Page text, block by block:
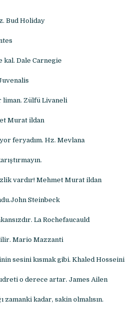
Bud Holiday
kal. Dale Carnegie
liman. Zülfü Livaneli
Murat ildan
feryadım. Hz. Mevlana
vardır! Mehmet Murat ildan
Steinbeck
La Rochefaucauld
Mario Mazzanti
sesini kısmak gibi. Khaled Hosseini
o derece artar. James Ailen
zamanki kadar, sakin olmalısın.